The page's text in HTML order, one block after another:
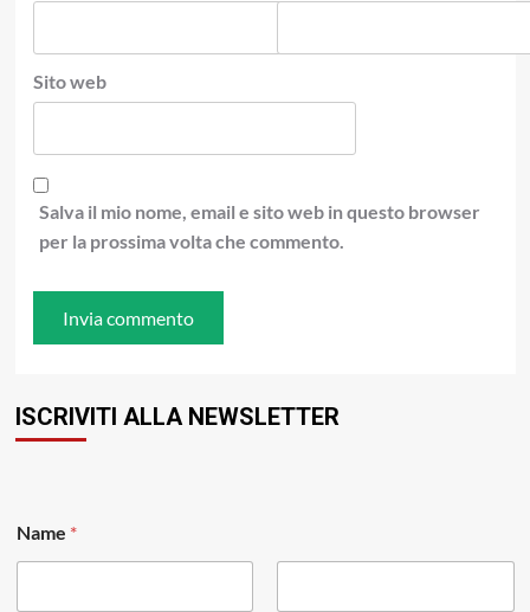
Sito web
Salva il mio nome, email e sito web in questo browser
per la prossima volta che commento.
ISCRIVITI ALLA NEWSLETTER
Name *